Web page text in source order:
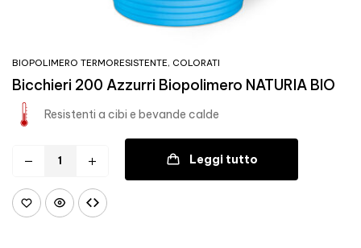
BIOPOLIMERO TERMORESISTENTE, COLORATI
Bicchieri 200 Azzurri Biopolimero NATURIA BIO
Resistenti a cibi e bevande calde
Leggi tutto